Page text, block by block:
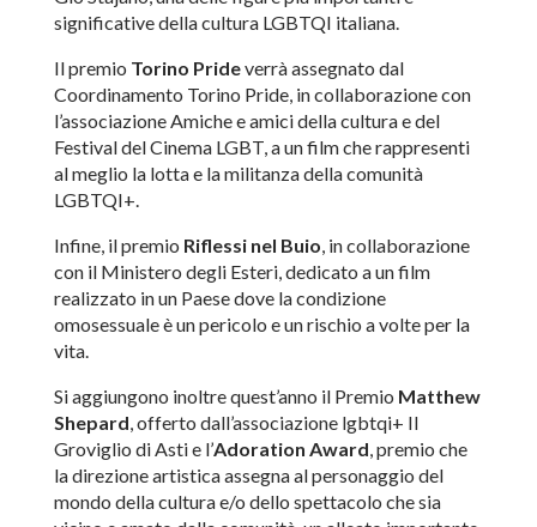
significative della cultura LGBTQI italiana.
Il premio Torino Prideverrà assegnato dal
Coordinamento Torino Pride, in collaborazione con
l’associazione Amiche e amici della cultura e del
Festival del Cinema LGBT, a un film che rappresenti
al meglio la lotta e la militanza della comunità
LGBTQI+.
Infine, il premio Riflessi nel Buio, in collaborazione
con il Ministero degli Esteri, dedicato a un film
realizzato in un Paese dove la condizione
omosessuale è un pericolo e un rischio a volte per la
vita.
Si aggiungono inoltre quest’anno il Premio Matthew
Shepard, offerto dall’associazione lgbtqi+ Il
Groviglio di Asti e l’Adoration Award, premio che
la direzione artistica assegna al personaggio del
mondo della cultura e/o dello spettacolo che sia